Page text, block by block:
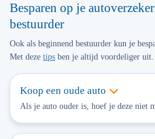
Besparen op je
bestuurder
Ook als beginnend bestuurder kun je
Met deze tips ben je altijd voordeliger uit.
Koop een oude auto
Als je auto ouder is, hoef je deze niet